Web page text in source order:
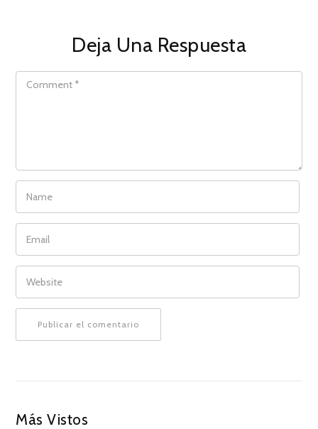
Deja Una Respuesta
COMMENT
NAME
EMAIL
WEBSITE
Más Vistos